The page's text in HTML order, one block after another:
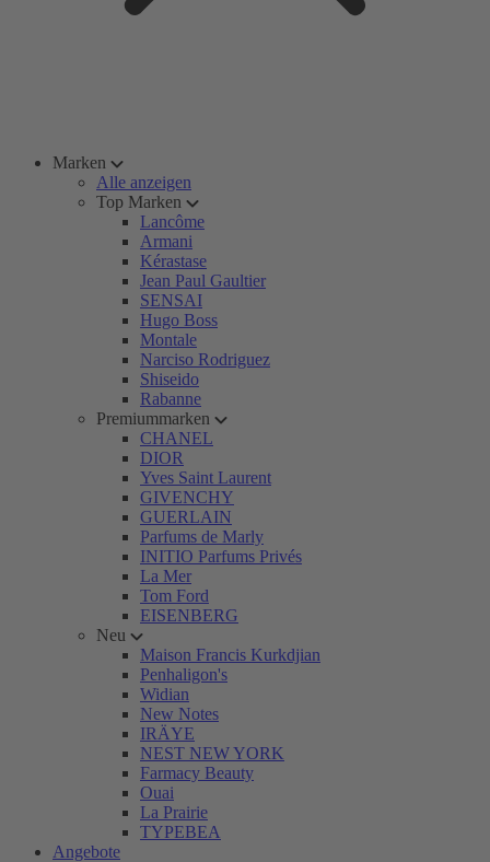
Marken
Alle anzeigen
Top Marken
Lancôme
Armani
Kérastase
Jean Paul Gaultier
SENSAI
Hugo Boss
Montale
Narciso Rodriguez
Shiseido
Rabanne
Premiummarken
CHANEL
DIOR
Yves Saint Laurent
GIVENCHY
GUERLAIN
Parfums de Marly
INITIO Parfums Privés
La Mer
Tom Ford
EISENBERG
Neu
Maison Francis Kurkdjian
Penhaligon's
Widian
New Notes
IRÄYE
NEST NEW YORK
Farmacy Beauty
Ouai
La Prairie
TYPEBEA
Angebote